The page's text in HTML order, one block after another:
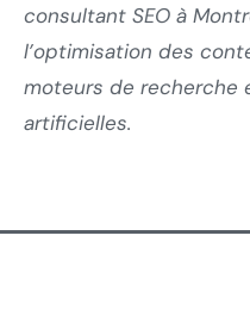
consultant SEO à
l’optimisation des
moteurs de recherche
artificielles.